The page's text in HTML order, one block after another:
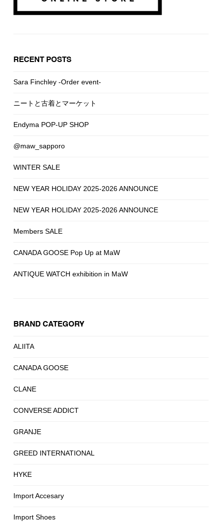
RECENT POSTS
Sara Finchley -Order event-
ニートと古着とマーケット
Endyma POP-UP SHOP
@maw_sapporo
WINTER SALE
NEW YEAR HOLIDAY 2025-2026 ANNOUNCE
NEW YEAR HOLIDAY 2025-2026 ANNOUNCE
Members SALE
CANADA GOOSE Pop Up at MaW
ANTIQUE WATCH exhibition in MaW
BRAND CATEGORY
ALIITA
CANADA GOOSE
CLANE
CONVERSE ADDICT
GRANJE
GREED INTERNATIONAL
HYKE
Import Accesary
Import Shoes